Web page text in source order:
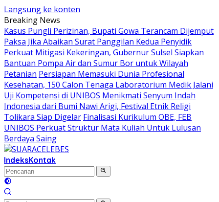
Langsung ke konten
Breaking News
Kasus Pungli Perizinan, Bupati Gowa Terancam Dijemput
Paksa Jika Abaikan Surat Panggilan Kedua Penyidik
Perkuat Mitigasi Kekeringan, Gubernur Sulsel Siapkan
Bantuan Pompa Air dan Sumur Bor untuk Wilayah
Petanian Persiapan Memasuki Dunia Profesional
Kesehatan, 150 Calon Tenaga Laboratorium Medik Jalani
Uji Kompetensi di UNIBOS Menikmati Senyum Indah
Indonesia dari Bumi Nawi Arigi, Festival Etnik Religi
Tolikara Siap Digelar Finalisasi Kurikulum OBE, FEB
UNIBOS Perkuat Struktur Mata Kuliah Untuk Lulusan
Berdaya Saing
IndeksKontak